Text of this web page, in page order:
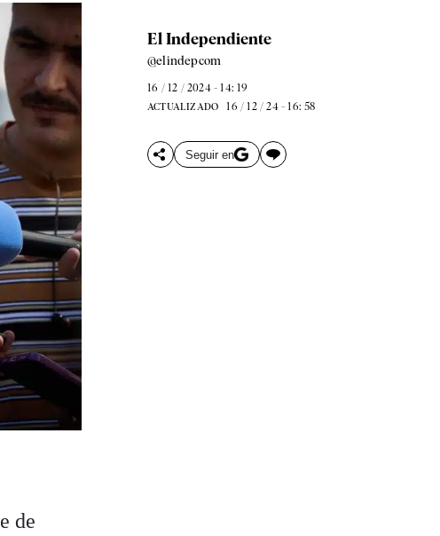
El Independiente
@elindepcom
16 / 12 / 2024 - 14: 19
ACTUALIZADO 16 / 12 / 24 - 16: 58
Seguir en
de